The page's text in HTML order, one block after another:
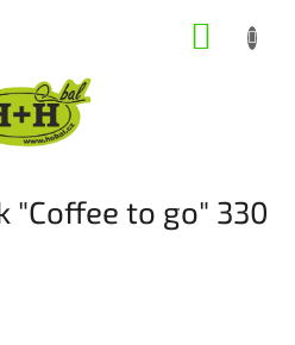
"Coffee to go" 330